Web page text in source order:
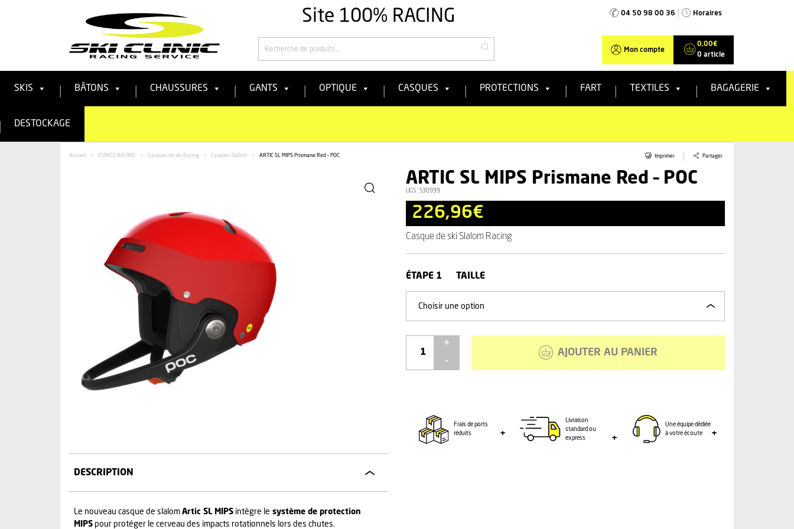
Site 100% RACING 04 50 98 00 36 Horaires
Rechercher
:
Mon compte
0,00€
0 article
SKIS BÂTONS CHAUSSURES GANTS OPTIQUE CASQUES PROTECTIONS FART TEXTILES BAGAGERIE
DESTOCKAGE
Accueil > ESPACE RACING > Casques de ski Racing > Casques Slalom > ARTIC SL MIPS Prismane Red – POC Imprimer Partager
DESCRIPTION
Le nouveau casque de slalom Artic SL MIPS intègre le système de protection
MIPS pour protéger le cerveau des impacts rotationnels lors des chutes.
ARTIC SL MIPS Prismane Red – POC
UGS : S30999
226,96€
Casque de ski Slalom Racing
ÉTAPE 1 TAILLE
Choisir une option
ARTIC
Prismane
Red
AJOUTER AU PANIER
Frais de ports
réduits
Livraison
standard ou
express
Une équipe dédiée
à votre écoute